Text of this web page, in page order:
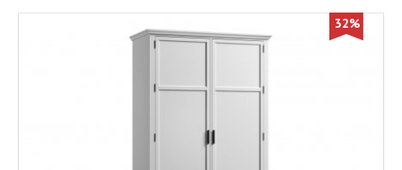
32%